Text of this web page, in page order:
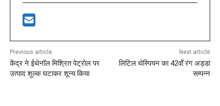
Previous article
केंद्र ने ईथेनॉल मिश्रित पेट्रोल पर
उत्पाद शुल्क घटाकर शून्य किया
Next article
लिटिल थेस्पियन का 42वाँ रंग अड्डा
सम्पन्न